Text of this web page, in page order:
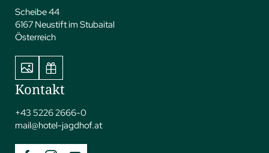
Scheibe 44
6167 Neustift im Stubaital
Österreich
Kontakt
+43 5226 2666-0
mail@hotel-jagdhof.at